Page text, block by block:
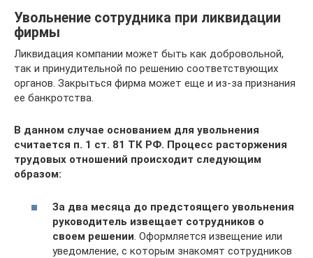
Увольнение сотрудника при ликвидации
фирмы
Ликвидация компании может быть как добровольной,
так и принудительной по решению соответствующих
органов. Закрыться фирма может еще и из-за признания
ее банкротства.
В данном случае основанием для увольнения
считается п. 1 ст. 81 ТК РФ. Процесс расторжения
трудовых отношений происходит следующим
образом:
За два месяца до предстоящего увольнения
руководитель извещает сотрудников о
своем решении . Оформляется извещение или
уведомление, с которым знакомят сотрудников